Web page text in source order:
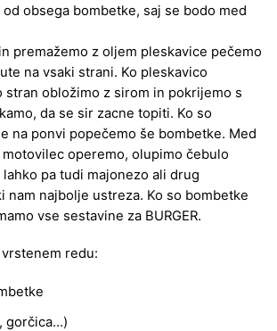
obsega bombetke, saj se bodo med
premažemo z oljem pleskavice pečemo
na vsaki strani. Ko pleskavico
stran obložimo z sirom in pokrijemo s
da se sir zacne topiti. Ko so
na ponvi popečemo še bombetke. Med
operemo, olupimo čebulo
pa tudi majonezo ali drug
nam najbolje ustreza. Ko so bombetke
vse sestavine za BURGER.
redu:
gorčica…)